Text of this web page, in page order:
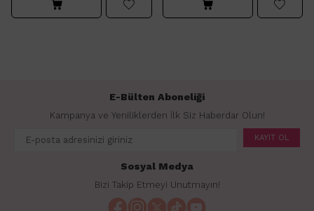
E-Bülten Aboneliği
Kampanya ve Yeniliklerden İlk Siz Haberdar Olun!
KAYIT OL
Sosyal Medya
Bizi Takip Etmeyi Unutmayın!